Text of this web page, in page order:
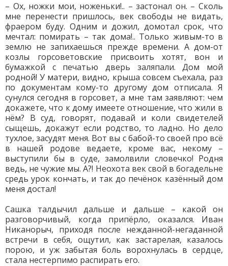
– Ох, ножки мои, ноженьки!.. – застонал он. – Сколь
мне перенести пришлось, век свободы не видать,
фраером буду. Одним и дожил, домотал срок, что
мечтал: помирать – так дома!.. Только живым-то в
землю не запихаешься прежде времени. А дом-от
козлы горсоветовские присвоить хотят, вон и
бумажкой с печатью дверь заляпали. Дом мой
родной! У матери, видно, крыша совсем съехала, раз
по документам кому-то другому дом отписала. Я
сунулся сегодня в горсовет, а мне там заявляют: чем
докажете, что к дому имеете отношение, что жили в
нём? В суд, говорят, подавай и коли свидетелей
сыщешь, докажут если родство, то ладно. Но дело
тухлое, засудят меня. Вот вы с бабой-то своей про всё
в нашей родове ведаете, кроме вас, некому –
выступили бы в суде, замолвили словечко! Родня
ведь, не чужие мы. А?! Неохота век свой в богадельне
средь урок кончать, и так до печёнок казённый дом
меня достал!
Сашка талдычил дальше и дальше – какой он
разговорчивый, когда припёрло, оказался. Иван
Никанорыч, приходя после нежданной-негаданной
встречи в себя, ощутил, как застарелая, казалось
порою, и уж забытая боль ворохнулась в сердце,
стала нестерпимо распирать его.